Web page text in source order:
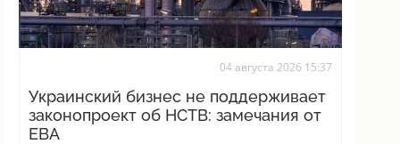
04 августа 2026 15:37
Украинский бизнес не поддерживает
законопроект об НСТВ: замечания от
ЕВА